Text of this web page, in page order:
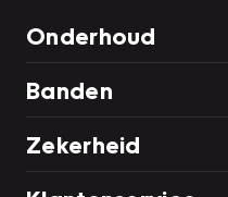
Onderhoud
Banden
Zekerheid